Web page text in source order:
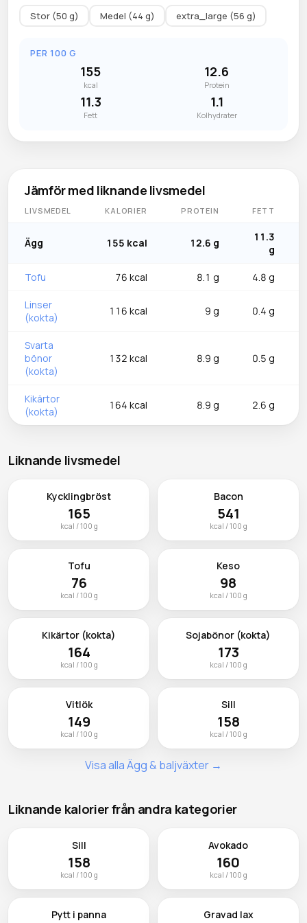
Stor (50 g) Medel (44 g) extra_large (56 g)
PER 100 G
155
kcal
12.6
Protein
11.3
Fett
1.1
Kolhydrater
Jämför med liknande livsmedel
LIVSMEDEL KALORIER PROTEIN FETT
Ägg 155 kcal 12.6 g
11.3
g
Tofu 76 kcal 8.1 g 4.8 g
Linser
(kokta)
116 kcal 9 g 0.4 g
Svarta
bönor
(kokta)
132 kcal 8.9 g 0.5 g
Kikärtor
(kokta)
164 kcal 8.9 g 2.6 g
Liknande livsmedel
Kycklingbröst
165
kcal / 100 g
Bacon
541
kcal / 100 g
Tofu
76
kcal / 100 g
Keso
98
kcal / 100 g
Kikärtor (kokta)
164
kcal / 100 g
Sojabönor (kokta)
173
kcal / 100 g
Vitlök
149
kcal / 100 g
Sill
158
kcal / 100 g
Visa alla Ägg & baljväxter →
Liknande kalorier från andra kategorier
Sill
158
kcal / 100 g
Avokado
160
kcal / 100 g
Pytt i panna Gravad lax